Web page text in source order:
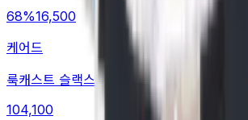
68%16,500
케어드
룩캐스트 슬랙스
104,100